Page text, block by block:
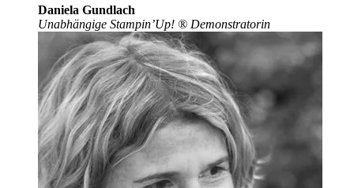
Daniela Gundlach
Unabhängige Stampin’Up! ® Demonstratorin